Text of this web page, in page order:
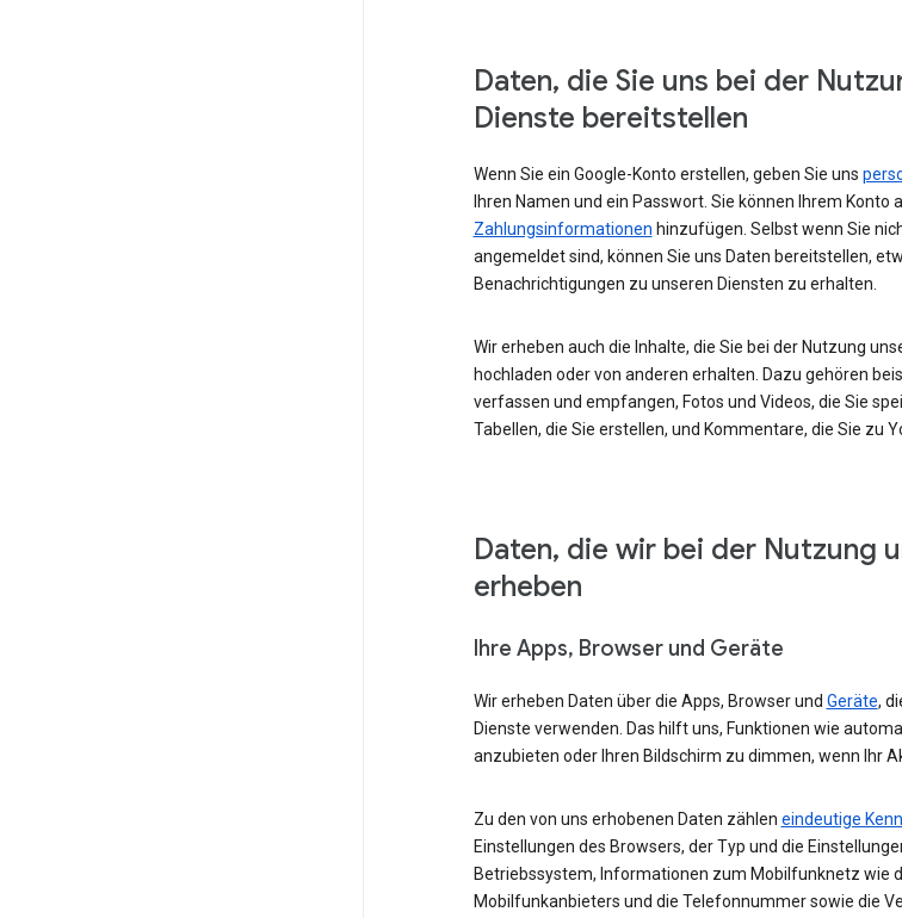
Daten, die Sie uns bei der
Dienste bereitstellen
Wenn Sie ein Google-Konto erstellen, geben Sie uns
Ihren Namen und ein Passwort. Sie können Ihrem Konto
Zahlungsinformationen hinzufügen. Selbst wenn Sie
angemeldet sind, können Sie uns Daten bereitstellen,
Benachrichtigungen zu unseren Diensten zu erhalten.
Wir erheben auch die Inhalte, die Sie bei der Nutzung
hochladen oder von anderen erhalten. Dazu gehören
verfassen und empfangen, Fotos und Videos, die Sie
Tabellen, die Sie erstellen, und Kommentare, die Sie zu
Daten, die wir bei der Nutzung
erheben
Ihre Apps, Browser und Geräte
Wir erheben Daten über die Apps, Browser und Geräte,
Dienste verwenden. Das hilft uns, Funktionen wie
anzubieten oder Ihren Bildschirm zu dimmen, wenn Ihr
Zu den von uns erhobenen Daten zählen eindeutige
Einstellungen des Browsers, der Typ und die
Betriebssystem, Informationen zum Mobilfunknetz wie
Mobilfunkanbieters und die Telefonnummer sowie die